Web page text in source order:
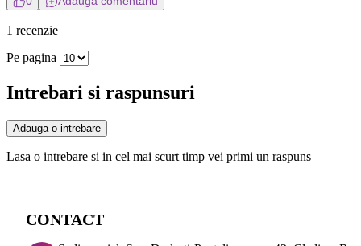
1 recenzie
Pe pagina
Intrebari si raspunsuri
Adauga o intrebare
Lasa o intrebare si in cel mai scurt timp vei primi un raspuns
CONTACT